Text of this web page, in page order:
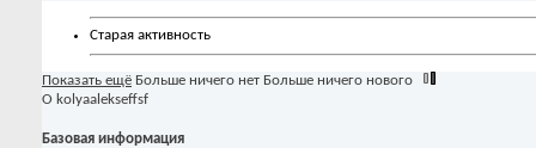
Старая активность
Показать ещё Больше ничего нет Больше ничего нового
О kolyaalekseffsf
Базовая информация